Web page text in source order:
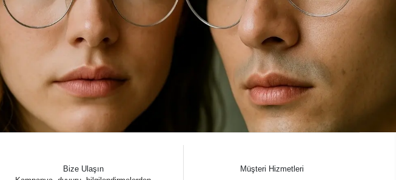
Bize Ulaşın
Müşteri Hizmetleri